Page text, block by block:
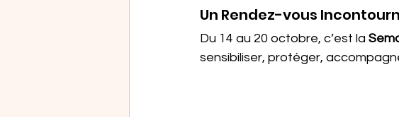
Un Rendez-vous
Du 14 au 20 octobre, c’est la
sensibiliser, protéger,